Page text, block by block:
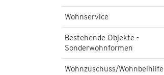
Wohnservice
Bestehende Objekte -
Sonderwohnformen
Wohnzuschuss/Wohnbeihilfe